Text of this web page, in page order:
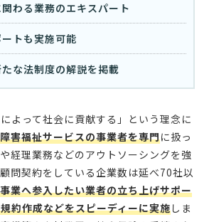
わる業務のエキスパート
トも実施可能
な法制度の解説を掲載
よって社会に貢献する」という理念に
害福祉サービスの事業者を専門に扱っ
経理業務などのアウトソーシングを強
問契約をしている企業数は延べ70社以
業へ参入したい業者の立ち上げサポー
約作成などをスピーディーに実施しま